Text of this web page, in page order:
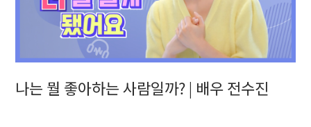
나는 뭘 좋아하는 사람일까? | 배우 전수진